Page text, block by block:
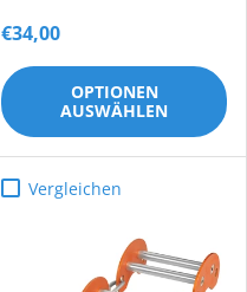
€34,00
OPTIONEN
AUSWÄHLEN
Vergleichen